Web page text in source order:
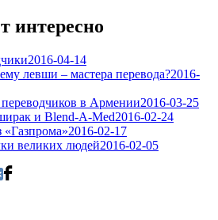
интересно
2016-04-14
левши – мастера перевода?2016-
в Армении2016-03-25
и Blend-A-Med2016-02-24
«Газпрома»2016-02-17
великих людей2016-02-05